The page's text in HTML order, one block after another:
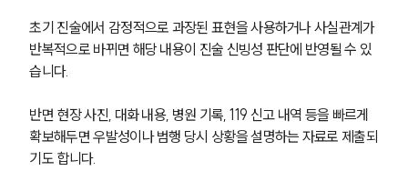
초기 진술에서 감정적으로 과장된 표현을 사용하거나 사실관계가
반복적으로 바뀌면 해당 내용이 진술 신빙성 판단에 반영될 수 있
습니다.
반면 현장 사진, 대화 내용, 병원 기록, 119 신고 내역 등을 빠르게
확보해두면 우발성이나 범행 당시 상황을 설명하는 자료로 제출되
기도 합니다.